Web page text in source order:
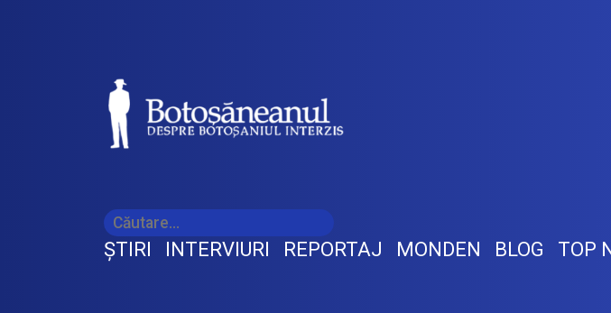
ŞTIRI INTERVIURI REPORTAJ MONDEN BLOG TOP